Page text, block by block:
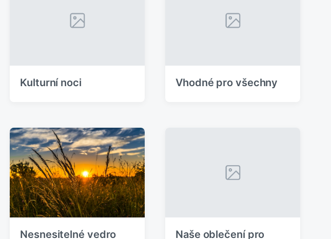
Kulturní noci Vhodné pro všechny
Nesnesitelné vedro
Naše oblečení pro